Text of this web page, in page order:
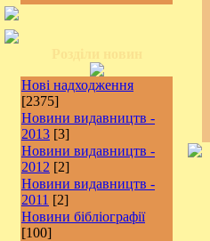
Нові надходження
[2375]
Новини видавництв -
2013 [3]
Новини видавництв -
2012 [2]
Новини видавництв -
2011 [2]
Новини бібліографії
[100]